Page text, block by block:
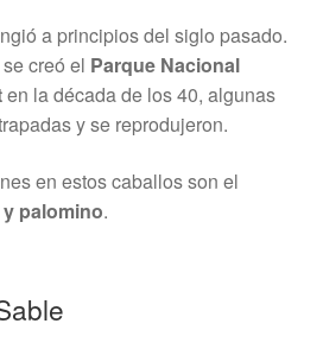
a principios del siglo pasado.
creó el Parque Nacional
en la década de los 40, algunas
y se reprodujeron.
en estos caballos son el
palomino.